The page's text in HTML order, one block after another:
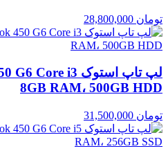
تومان
8GB RAM، 500GB HDD
تومان